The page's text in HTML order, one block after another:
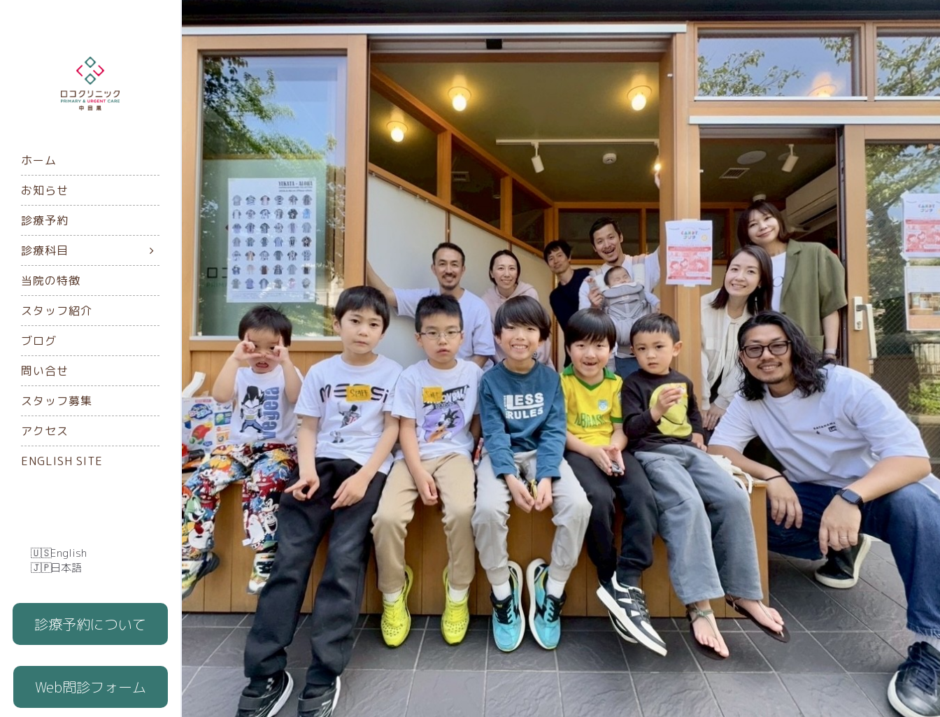
ホーム
お知らせ
診療予約
診療科目
当院の特徴
スタッフ紹介
ブログ
問い合せ
スタッフ募集
アクセス
ENGLISH SITE
English
日本語
診療予約について
Web問診フォーム